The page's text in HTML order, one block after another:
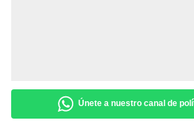
Únete a nuestro canal de